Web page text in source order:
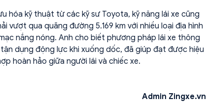
hóa kỹ thuật từ các kỹ sư Toyota, kỹ năng lái xe cũng
vượt qua quãng đường 5.169 km với nhiều loại địa hình
nắng nóng. Anh cho biết phương pháp lái xe thông
dụng động lực khi xuống dốc, đã giúp đạt được hiệu
hoàn hảo giữa người lái và chiếc xe.
Admin Zingxe.vn